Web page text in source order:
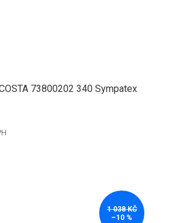
73800202 340 Sympatex
1 038 KČ
–10 %